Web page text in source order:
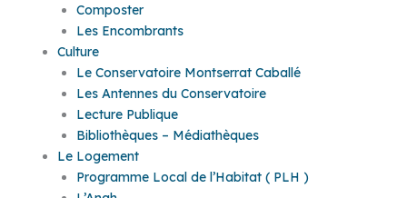
Composter
Les Encombrants
Culture
Le Conservatoire Montserrat Caballé
Les Antennes du Conservatoire
Lecture Publique
Bibliothèques – Médiathèques
Le Logement
Programme Local de l’Habitat ( PLH )